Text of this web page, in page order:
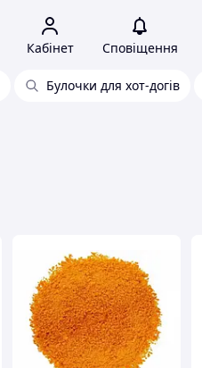
Кабінет Сповіщення
Булочки для хот-догів